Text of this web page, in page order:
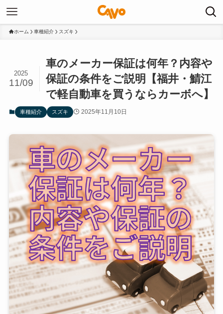
ホーム 車種紹介 スズキ
車のメーカー保証は何年？内容や
保証の条件をご説明【福井・鯖江
で軽自動車を買うならカーボへ】
2025
11/09
車種紹介 スズキ 2025年11月10日